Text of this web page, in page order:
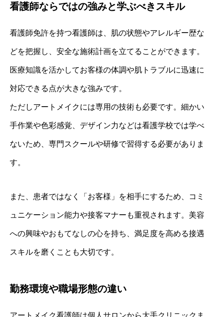
看護師ならではの強みと学ぶべきスキル
看護師免許を持つ看護師は、肌の状態やアレルギー歴な
どを把握し、安全な施術計画を立てることができます。
医療知識を活かしてお客様の体調や肌トラブルに迅速に
対応できる点が大きな強みです。
ただしアートメイクには専用の技術も必要です。細かい
手作業や色彩感覚、デザイン力などは看護学校では学べ
ないため、専門スクールや研修で習得する必要がありま
す。
また、患者ではなく「お客様」を相手にするため、コミ
ュニケーション能力や接客マナーも重視されます。美容
への興味やおもてなしの心を持ち、満足度を高める接遇
スキルを磨くことも大切です。
勤務環境や職場形態の違い
アートメイク看護師は個人サロンから大手クリニックま